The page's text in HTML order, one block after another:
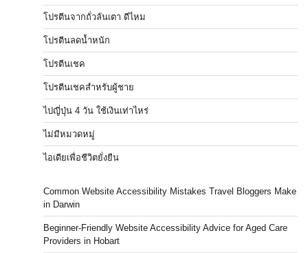
โปรตีนจากถั่วลันเตา ดีไหม
โปรตีนลดน้ำหนัก
โปรตีนเชค
โปรตีนเชคสำหรับผู้ชาย
ไปญี่ปุ่น 4 วัน ใช้เงินเท่าไหร่
ไม่มีหมวดหมู่
ไอเดียเพื่อชีวิตยั่งยืน
Common Website Accessibility Mistakes Travel Bloggers Make
in Darwin
Beginner-Friendly Website Accessibility Advice for Aged Care
Providers in Hobart